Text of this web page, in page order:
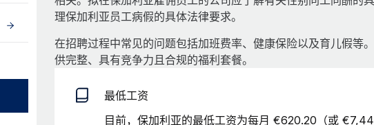
理保加利亚员工病假的具体法律要求。
在招聘过程中常见的问题包括加班费率、健康保险以及育儿假等
供完整、具有竞争力且合规的福利套餐。
最低工资
目前，保加利亚的最低工资为每月 €620.20（或